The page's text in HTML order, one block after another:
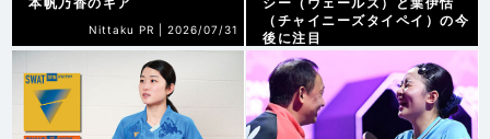
Nittaku PR | 2026/07/31
（チャイニーズタイペイ）の今
後に注目
WTT横浜2026 | 2026/08/07